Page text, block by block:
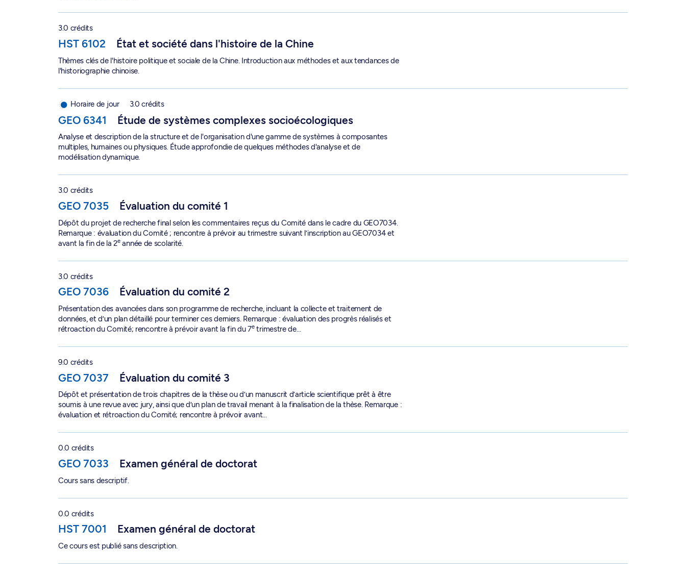
3.0 crédits
HST 6102 État et société dans l'histoire de la Chine
Thèmes clés de l'histoire politique et sociale de la Chine. Introduction aux méthodes et aux tendances de
l'historiographie chinoise.
Horaire de jour 3.0 crédits
GEO 6341 Étude de systèmes complexes socioécologiques
Analyse et description de la structure et de l'organisation d'une gamme de systèmes à composantes
multiples, humaines ou physiques. Étude approfondie de quelques méthodes d'analyse et de
modélisation dynamique.
3.0 crédits
GEO 7035 Évaluation du comité 1
Dépôt du projet de recherche final selon les commentaires reçus du Comité dans le cadre du GEO7034.
Remarque : évaluation du Comité ; rencontre à prévoir au trimestre suivant l’inscription au GEO7034 et
avant la fin de la 2eannée de scolarité.
3.0 crédits
GEO 7036 Évaluation du comité 2
Présentation des avancées dans son programme de recherche, incluant la collecte et traitement de
données, et d’un plan détaillé pour terminer ces derniers. Remarque : évaluation des progrès réalisés et
rétroaction du Comité; rencontre à prévoir avant la fin du 7etrimestre de…
9.0 crédits
GEO 7037 Évaluation du comité 3
Dépôt et présentation de trois chapitres de la thèse ou d’un manuscrit d’article scientifique prêt à être
soumis à une revue avec jury, ainsi que d’un plan de travail menant à la finalisation de la thèse. Remarque :
évaluation et rétroaction du Comité; rencontre à prévoir avant…
0.0 crédits
GEO 7033 Examen général de doctorat
Cours sans descriptif.
0.0 crédits
HST 7001 Examen général de doctorat
Ce cours est publié sans description.